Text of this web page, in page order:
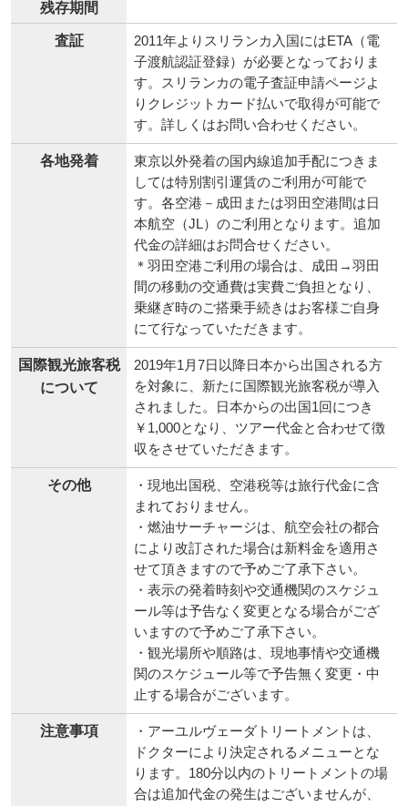
残存期間
査証
2011年よりスリランカ入国にはETA（電
子渡航認証登録）が必要となっておりま
す。スリランカの電子査証申請ページよ
りクレジットカード払いで取得が可能で
す。詳しくはお問い合わせください。
各地発着
東京以外発着の国内線追加手配につきま
しては特別割引運賃のご利用が可能で
す。各空港－成田または羽田空港間は日
本航空（JL）のご利用となります。追加
代金の詳細はお問合せください。
＊羽田空港ご利用の場合は、成田→羽田
間の移動の交通費は実費ご負担となり、
乗継ぎ時のご搭乗手続きはお客様ご自身
にて行なっていただきます。
国際観光旅客税
について
2019年1月7日以降日本から出国される方
を対象に、新たに国際観光旅客税が導入
されました。日本からの出国1回につき
￥1,000となり、ツアー代金と合わせて徴
収をさせていただきます。
その他
・現地出国税、空港税等は旅行代金に含
まれておりません。
・燃油サーチャージは、航空会社の都合
により改訂された場合は新料金を適用さ
せて頂きますので予めご了承下さい。
・表示の発着時刻や交通機関のスケジュ
ール等は予告なく変更となる場合がござ
いますので予めご了承下さい。
・観光場所や順路は、現地事情や交通機
関のスケジュール等で予告無く変更・中
止する場合がございます。
注意事項
・アーユルヴェーダトリートメントは、
ドクターにより決定されるメニューとな
ります。180分以内のトリートメントの場
合は追加代金の発生はございませんが、